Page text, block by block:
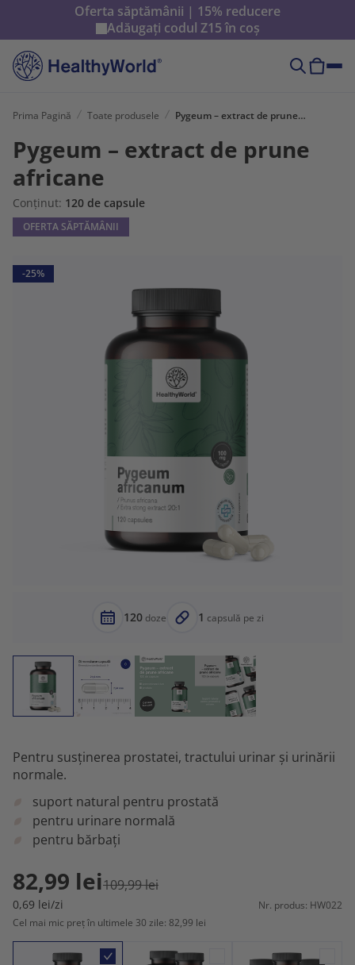
Oferta săptămânii | 15% reducere
Adăugați codul Z15în coș
Prima Pagină Toate produsele Pygeum – extract de prune africane
Pygeum – extract de prune
africane
Conținut: 120 de capsule
OFERTA SĂPTĂMÂNII
-25%
120doze 1 capsulă pe zi
Pentru susținerea prostatei, tractului urinar și urinării
normale.
suport natural pentru prostată
pentru urinare normală
pentru bărbați
82,99 lei109,99 lei
0,69 lei/zi
Nr. produs: HW022
Cel mai mic preț în ultimele 30 zile: 82,99 lei